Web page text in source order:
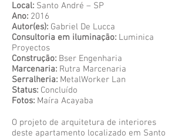
Local: Santo André – SP
Ano: 2016
Autor(es): Gabriel De Lucca
Consultoria em iluminação: Luminica
Proyectos
Construção: Bser Engenharia
Marcenaria: Rutra Marcenaria
Serralheria: MetalWorker Lan
Status: Concluído
Fotos: Maíra Acayaba
O projeto de arquitetura de interiores
deste apartamento localizado em Santo